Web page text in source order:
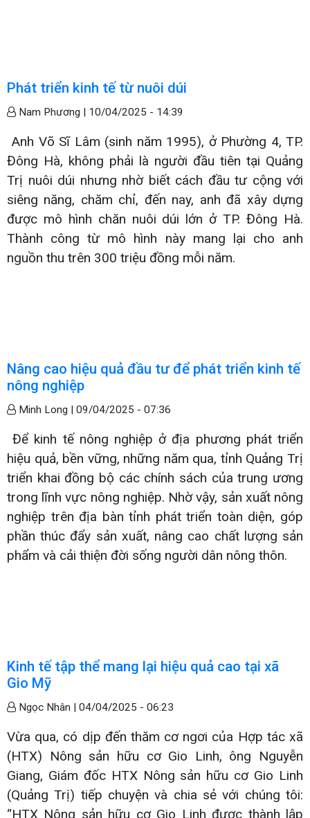
Phát triển kinh tế từ nuôi dúi
Nam Phương | 10/04/2025 - 14:39
Anh Võ Sĩ Lâm (sinh năm 1995), ở Phường 4, TP.
Đông Hà, không phải là người đầu tiên tại Quảng
Trị nuôi dúi nhưng nhờ biết cách đầu tư cộng với
siêng năng, chăm chỉ, đến nay, anh đã xây dựng
được mô hình chăn nuôi dúi lớn ở TP. Đông Hà.
Thành công từ mô hình này mang lại cho anh
nguồn thu trên 300 triệu đồng mỗi năm.
Nâng cao hiệu quả đầu tư để phát triển kinh tế
nông nghiệp
Minh Long | 09/04/2025 - 07:36
Để kinh tế nông nghiệp ở địa phương phát triển
hiệu quả, bền vững, những năm qua, tỉnh Quảng Trị
triển khai đồng bộ các chính sách của trung ương
trong lĩnh vực nông nghiệp. Nhờ vậy, sản xuất nông
nghiệp trên địa bàn tỉnh phát triển toàn diện, góp
phần thúc đẩy sản xuất, nâng cao chất lượng sản
phẩm và cải thiện đời sống người dân nông thôn.
Kinh tế tập thể mang lại hiệu quả cao tại xã
Gio Mỹ
Ngọc Nhân | 04/04/2025 - 06:23
Vừa qua, có dịp đến thăm cơ ngơi của Hợp tác xã
(HTX) Nông sản hữu cơ Gio Linh, ông Nguyễn
Giang, Giám đốc HTX Nông sản hữu cơ Gio Linh
(Quảng Trị) tiếp chuyện và chia sẻ với chúng tôi:
“HTX Nông sản hữu cơ Gio Linh được thành lập